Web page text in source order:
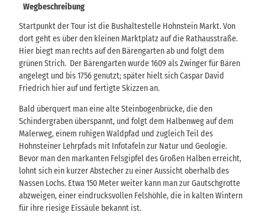
Wegbeschreibung
Startpunkt der Tour ist die Bushaltestelle Hohnstein Markt. Von
dort geht es über den kleinen Marktplatz auf die Rathausstraße.
Hier biegt man rechts auf den Bärengarten ab und folgt dem
grünen Strich. Der Bärengarten wurde 1609 als Zwinger für Bären
angelegt und bis 1756 genutzt; später hielt sich Caspar David
Friedrich hier auf und fertigte Skizzen an.
Bald überquert man eine alte Steinbogenbrücke, die den
Schindergraben überspannt, und folgt dem Halbenweg auf dem
Malerweg, einem ruhigen Waldpfad und zugleich Teil des
Hohnsteiner Lehrpfads mit Infotafeln zur Natur und Geologie.
Bevor man den markanten Felsgipfel des Großen Halben erreicht,
lohnt sich ein kurzer Abstecher zu einer Aussicht oberhalb des
Nassen Lochs. Etwa 150 Meter weiter kann man zur Gautschgrotte
abzweigen, einer eindrucksvollen Felshöhle, die in kalten Wintern
für ihre riesige Eissäule bekannt ist.